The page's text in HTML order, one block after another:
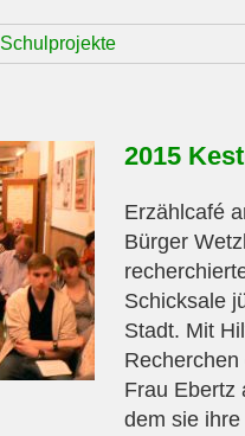
Schulprojekte
2015
Erzählcafé
Bürger
Schicksale
Stadt. Mit
Frau Ebertz
dem sie